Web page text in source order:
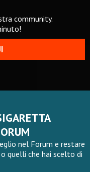
community.
nel Forum e restare
quelli che hai scelto di